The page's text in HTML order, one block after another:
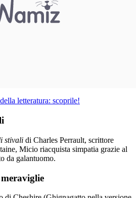
letteratura: scoprile!
stivali di Charles Perrault, scrittore
Micio riacquista simpatia grazie al
da galantuomo.
meraviglie